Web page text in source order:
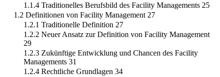
1.1.4 Traditionelles Berufsbild des Facility Managements 25
1.2 Definitionen von Facility Management 27
1.2.1 Traditionelle Definition 27
1.2.2 Neuer Ansatz zur Definition von Facility Management
29
1.2.3 Zukünftige Entwicklung und Chancen des Facility
Managements 31
1.2.4 Rechtliche Grundlagen 34